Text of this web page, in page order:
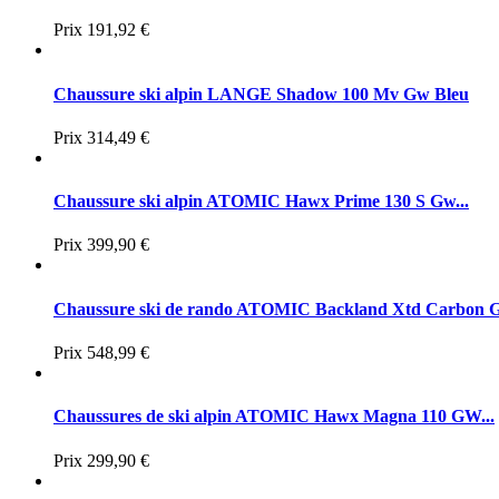
Prix 191,92 €
Chaussure ski alpin LANGE Shadow 100 Mv Gw Bleu
Prix 314,49 €
Chaussure ski alpin ATOMIC Hawx Prime 130 S Gw...
Prix 399,90 €
Chaussure ski de rando ATOMIC Backland Xtd Carbon
Prix 548,99 €
Chaussures de ski alpin ATOMIC Hawx Magna 110 GW...
Prix 299,90 €